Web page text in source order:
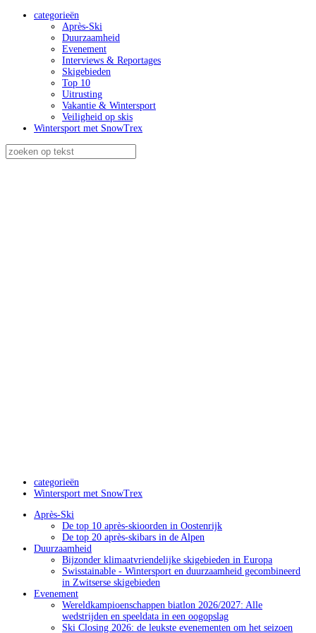
categorieën
Après-Ski
Duurzaamheid
Evenement
Interviews & Reportages
Skigebieden
Top 10
Uitrusting
Vakantie & Wintersport
Veiligheid op skis
Wintersport met SnowTrex
categorieën
Wintersport met SnowTrex
Après-Ski
De top 10 après-skioorden in Oostenrijk
De top 20 après-skibars in de Alpen
Duurzaamheid
Bijzonder klimaatvriendelijke skigebieden in Europa
Swisstainable - Wintersport en duurzaamheid gecombineerd
in Zwitserse skigebieden
Evenement
Wereldkampioenschappen biatlon 2026/2027: Alle
wedstrijden en speeldata in een oogopslag
Ski Closing 2026: de leukste evenementen om het seizoen